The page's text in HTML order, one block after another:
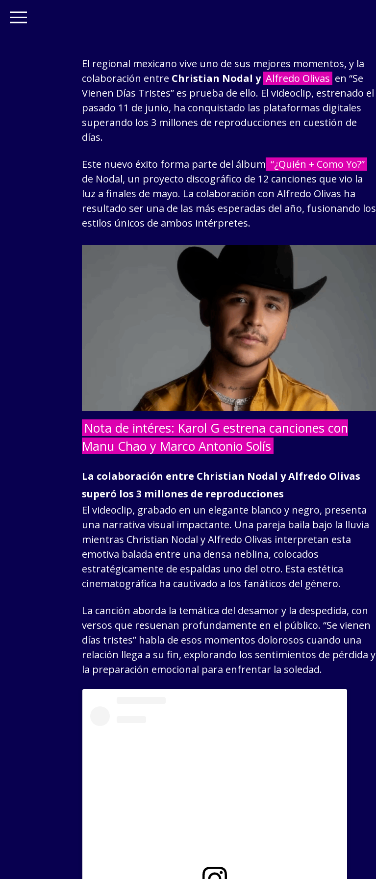
El regional mexicano vive uno de sus mejores momentos, y la
colaboración entre Christian Nodal y Alfredo Olivas en “Se
Vienen Días Tristes” es prueba de ello. El videoclip, estrenado el
pasado 11 de junio, ha conquistado las plataformas digitales
superando los 3 millones de reproducciones en cuestión de
días.
Este nuevo éxito forma parte del álbum “¿Quién + Como Yo?”
de Nodal, un proyecto discográfico de 12 canciones que vio la
luz a finales de mayo. La colaboración con Alfredo Olivas ha
resultado ser una de las más esperadas del año, fusionando los
estilos únicos de ambos intérpretes.
Nota de intéres: Karol G estrena canciones con
Manu Chao y Marco Antonio Solís
La colaboración entre Christian Nodal y Alfredo Olivas
superó los 3 millones de reproducciones
El videoclip, grabado en un elegante blanco y negro, presenta
una narrativa visual impactante. Una pareja baila bajo la lluvia
mientras Christian Nodal y Alfredo Olivas interpretan esta
emotiva balada entre una densa neblina, colocados
estratégicamente de espaldas uno del otro. Esta estética
cinematográfica ha cautivado a los fanáticos del género.
La canción aborda la temática del desamor y la despedida, con
versos que resuenan profundamente en el público. “Se vienen
días tristes” habla de esos momentos dolorosos cuando una
relación llega a su fin, explorando los sentimientos de pérdida y
la preparación emocional para enfrentar la soledad.